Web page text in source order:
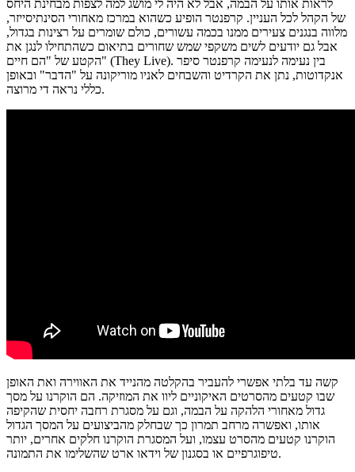
לראות אותו על הבמה, אבל לא היה לי מושג למה לצפות מבחינת היחס
של הקהל לכל העניין. קרפנטר הופיע כשהוא במרכז מאחורי הסינתיסייזר,
מלווה בנגנים צעירים ממנו בכמה עשורים, כולם שומרים על רצינות בגדול,
אבל גם יודעים לשים משקפי שמש שחורים בתיאום כשהתחילו לנגן את
הקטע של "הם חיים" (They Live). בין נעימה לנעימה קרפנטר סיפר
אנקדוטות, נתן את הקרדיט והשבחים לאניו מוריקונה על "הדבר" ובאופן
כללי נראה די מרוצה.
קשה עד בלתי אפשרי להעביר בהקלטה מהנייד את האווירה ואת האופן
שבו קטעים מהסרטים האיקוניים ליוו את המוזיקה. הם הוקרנו על מסך
גדול מאחורי הלהקה על הבמה, וגם על מסגרת רחבה יחסית שהקיפה
אותו, ואפשרה מרחב תמרון כך שבחלק מהביצועים על המסך הגדול
הוקרנו קטעים מהסרט עצמו, ועל המסגרת הוקרנו חלקים אחרים, יותר
טיפוגרפיים או בסגנון של וידאו ארט שהשלימו את התמונה.